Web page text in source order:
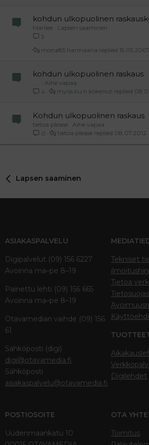
kohdun ulkopuolinen
Marilee
Lapsen saaminen
5
mona85 harmaana
kohdun ulkopuolinen raskaus
Aihe vapaa
4
myös ku:n kokenut
Kohdun ulkopuolinen raskaus
tietoa please Aihe vapaa
0
08.07.2012
tietoa please
Lapsen saaminen
ASIAKASPALVELU
Digipalvelut (09) 156 6227
Avoinna ma–pe 8–19
Painettu lehti (09) 156 665
Avoinna ma–pe 8–19
Otavamedian vaihde (09) 156
61
Sähköposti (digi)
digi@otavamedia.fi
Sähköposti
asiakaspalvelu@otavamedia.fi
Tekniset
Tietoa
Digilehdet
POSTIOSOITE
Uudenmaankatu 10
OTA
Toimitus